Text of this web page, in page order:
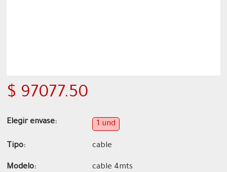
$ 97077.50
Elegir envase: 1 und
Tipo: cable
Modelo: cable 4mts